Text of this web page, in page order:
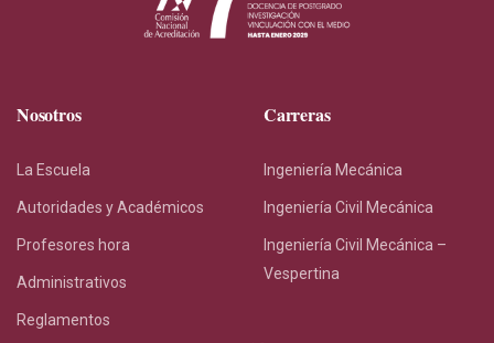
Nosotros
La Escuela
Autoridades y Académicos
Profesores hora
Administrativos
Reglamentos
Carreras
Ingeniería Mecánica
Ingeniería Civil Mecánica
Ingeniería Civil Mecánica –
Vespertina